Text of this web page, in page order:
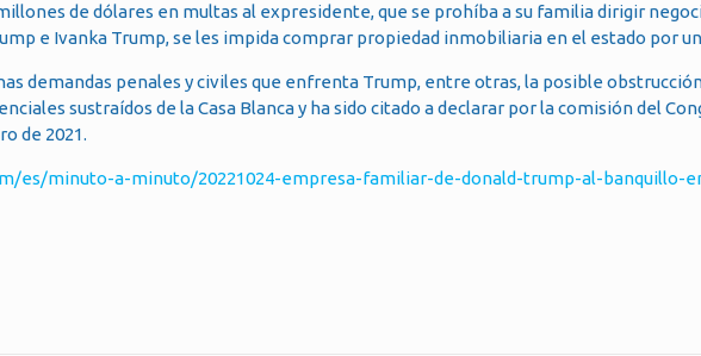
de dólares en multas al expresidente, que se prohíba a su familia dirigir
e Ivanka Trump, se les impida comprar propiedad inmobiliaria en el estado por
demandas penales y civiles que enfrenta Trump, entre otras, la posible
sustraídos de la Casa Blanca y ha sido citado a declarar por la comisión del
de 2021.
es/minuto-a-minuto/20221024-empresa-familiar-de-donald-trump-al-banquillo-